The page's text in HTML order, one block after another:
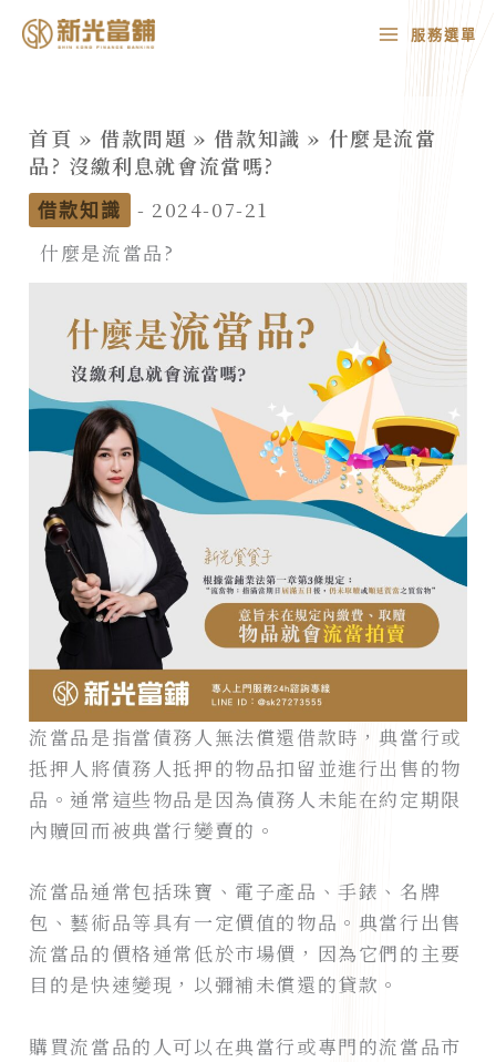
MAIN
MENU
服務選單
首頁 » 借款問題 » 借款知識 » 什麼是流當
品? 沒繳利息就會流當嗎?
借款知識 - 2024-07-21
什麼是流當品?
流當品是指當債務人無法償還借款時，典當行或
抵押人將債務人抵押的物品扣留並進行出售的物
品。通常這些物品是因為債務人未能在約定期限
內贖回而被典當行變賣的。
流當品通常包括珠寶、電子產品、手錶、名牌
包、藝術品等具有一定價值的物品。典當行出售
流當品的價格通常低於市場價，因為它們的主要
目的是快速變現，以彌補未償還的貸款。
購買流當品的人可以在典當行或專門的流當品市